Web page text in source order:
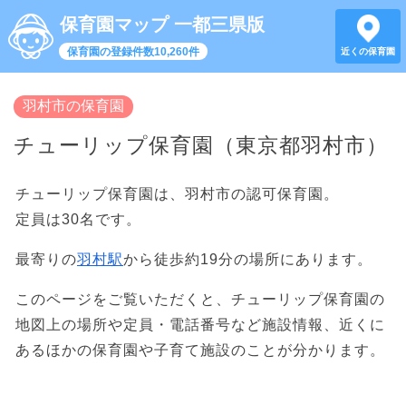
保育園マップ 一都三県版
保育園の登録件数10,260件 近くの保育園
羽村市の保育園
チューリップ保育園（東京都羽村市）
チューリップ保育園は、羽村市の認可保育園。
定員は30名です。
最寄りの羽村駅から徒歩約19分の場所にあります。
このページをご覧いただくと、チューリップ保育園の
地図上の場所や定員・電話番号など施設情報、近くに
あるほかの保育園や子育て施設のことが分かります。